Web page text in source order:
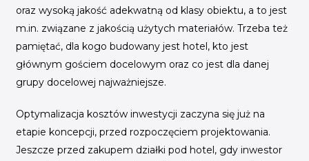
CASE STUDIES
KAMPANIA Z WYNIKAMI
oraz wysoką jakość adekwatną od klasy obiektu, a to jest
m.in. związane z jakością użytych materiałów. Trzeba też
pamiętać, dla kogo budowany jest hotel, kto jest
głównym gościem docelowym oraz co jest dla danej
grupy docelowej najważniejsze.
Optymalizacja kosztów inwestycji zaczyna się już na
etapie koncepcji, przed rozpoczęciem projektowania.
Jeszcze przed zakupem działki pod hotel, gdy inwestor